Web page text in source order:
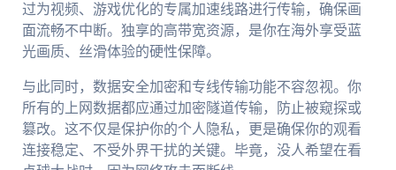
过为视频、游戏优化的专属加速线路进行传输，确保画
面流畅不中断。独享的高带宽资源，是你在海外享受蓝
光画质、丝滑体验的硬性保障。
与此同时，数据安全加密和专线传输功能不容忽视。你
所有的上网数据都应通过加密隧道传输，防止被窥探或
篡改。这不仅是保护你的个人隐私，更是确保你的观看
连接稳定、不受外界干扰的关键。毕竟，没人希望在看